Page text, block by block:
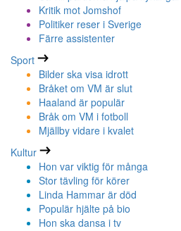
Kritik mot Jomshof
Politiker reser i Sverige
Färre assistenter
Sport
Bilder ska visa idrott
Bråket om VM är slut
Haaland är populär
Bråk om VM i fotboll
Mjällby vidare i kvalet
Kultur
Hon var viktig för många
Stor tävling för körer
Linda Hammar är död
Populär hjälte på bio
Hon ska dansa i tv